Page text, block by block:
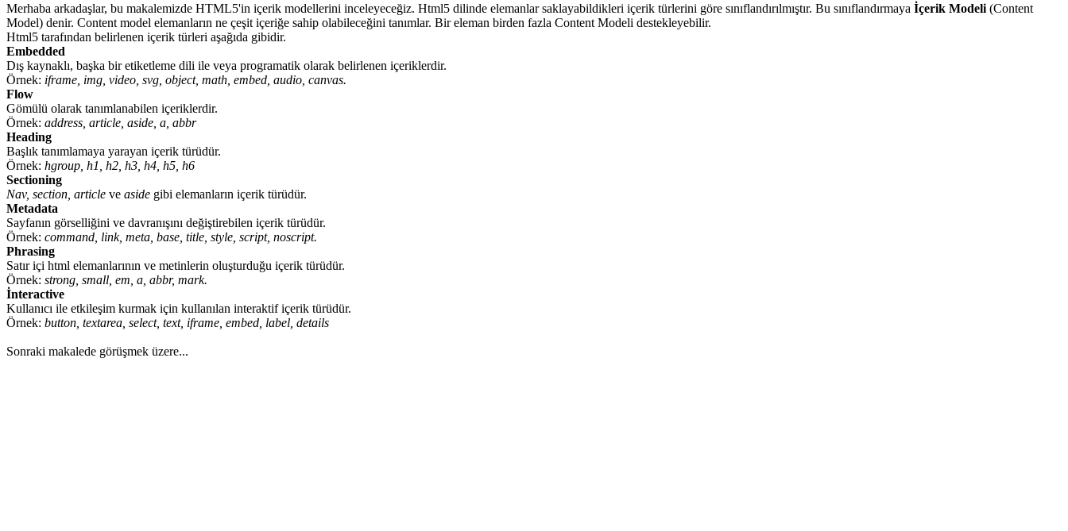
Merhaba arkadaşlar, bu makalemizde HTML5'in içerik modellerini inceleyeceğiz. Html5 dilinde elemanlar saklayabildikleri içerik türlerini göre sınıflandırılmıştır. Bu sınıflandırmaya İçerik Modeli (Content
Model) denir. Content model elemanların ne çeşit içeriğe sahip olabileceğini tanımlar. Bir eleman birden fazla Content Modeli destekleyebilir.
Html5 tarafından belirlenen içerik türleri aşağıda gibidir.
Embedded
Dış kaynaklı, başka bir etiketleme dili ile veya programatik olarak belirlenen içeriklerdir.
Örnek: iframe, img, video, svg, object, math, embed, audio, canvas.
Flow
Gömülü olarak tanımlanabilen içeriklerdir.
Örnek: address, article, aside, a, abbr
Heading
Başlık tanımlamaya yarayan içerik türüdür.
Örnek: hgroup, h1, h2, h3, h4, h5, h6
Sectioning
Nav, section, article ve aside gibi elemanların içerik türüdür.
Metadata
Sayfanın görselliğini ve davranışını değiştirebilen içerik türüdür.
Örnek: command, link, meta, base, title, style, script, noscript.
Phrasing
Satır içi html elemanlarının ve metinlerin oluşturduğu içerik türüdür.
Örnek: strong, small, em, a, abbr, mark.
İnteractive
Kullanıcı ile etkileşim kurmak için kullanılan interaktif içerik türüdür.
Örnek: button, textarea, select, text, iframe, embed, label, details
Sonraki makalede görüşmek üzere...